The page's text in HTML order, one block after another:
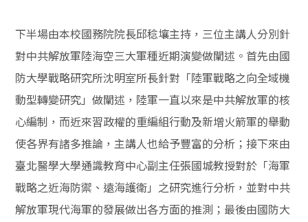
下半場由本校國務院院長邱稔壤主持，三位主講人分別針
對中共解放軍陸海空三大軍種近期演變做闡述。首先由國
防大學戰略研究所沈明室所長針對「陸軍戰略之向全域機
動型轉變研究」做闡述，陸軍一直以來是中共解放軍的核
心編制，而近來習政權的重編組行動及新增火箭軍的舉動
使各界有諸多推論，主講人也給予豐富的分析；接下來由
臺北醫學大學通識教育中心副主任張國城教授對於「海軍
戰略之近海防禦、遠海護衛」之研究進行分析，並對中共
解放軍現代海軍的發展做出各方面的推測；最後由國防大